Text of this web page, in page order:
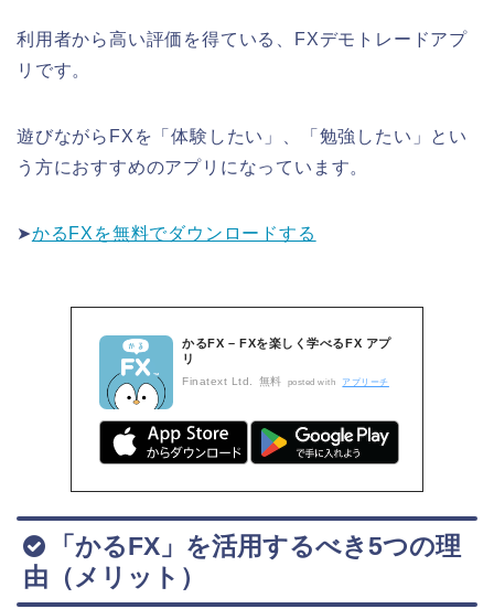
利用者から高い評価を得ている、FXデモトレードアプ
リです。
遊びながらFXを「体験したい」、「勉強したい」とい
う方におすすめのアプリになっています。
➤かるFXを無料でダウンロードする
かるFX – FXを楽しく学べるFX アプ
リ
Finatext Ltd. 無料 posted with アプリーチ
「かるFX」を活用するべき5つの理
由（メリット）